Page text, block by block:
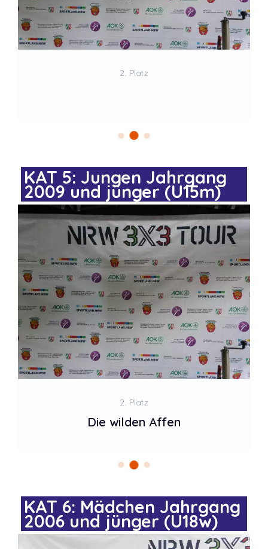
2. Platz
KAT 5: Jungen Jahrgang
2009 und jünger (U15m)
2. Platz
Die wilden Affen
KAT 6: Mädchen Jahrgang
2006 und jünger (U18w)